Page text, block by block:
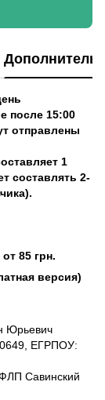
после 15:00
отправлены
1
составлять 2-
85 грн.
версия)
Юрьевич
ЕГРПОУ:
Савинский